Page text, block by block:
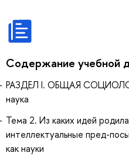
Содержание учебной
РАЗДЕЛ I. ОБЩАЯ
наука
Тема 2. Из каких идей
интеллектуальные пред-
как науки